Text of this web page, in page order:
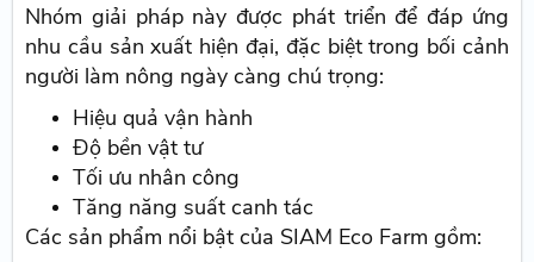
Nhóm giải pháp này được phát triển để đáp ứng
nhu cầu sản xuất hiện đại, đặc biệt trong bối cảnh
người làm nông ngày càng chú trọng:
Hiệu quả vận hành
Độ bền vật tư
Tối ưu nhân công
Tăng năng suất canh tác
Các sản phẩm nổi bật của SIAM Eco Farm gồm: